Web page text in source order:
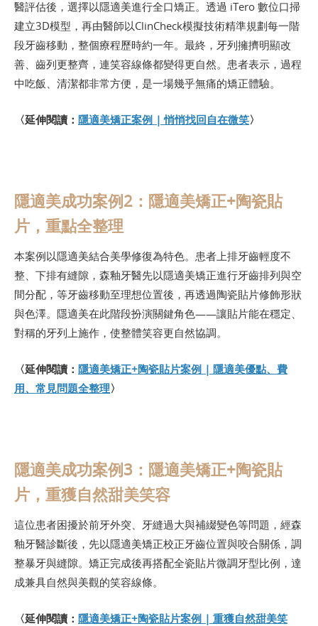
醫評估後，選擇以隱適美進行全口矯正。透過 iTero 數位口掃
建立3D模型，再由醫師以ClinCheck模擬技術精準規劃每一階
段牙齒移動，整個療程歷時約一年。最終，牙列擁擠明顯改
善、齒列更整齊，連笑容線條都變得更自然。患者表示，過程
中吃飯、清潔都非常方便，是一場幾乎無痛的矯正體驗。
〈延伸閱讀： 隱適美矯正案例 | 悄悄找回自在微笑〉
隱適美成功案例2：隱適美矯正+陶瓷貼
片，重點全整理
本案例以隱適美結合美學修復為特色。患者上排牙齒輕度不
整、下排有縫隙，森釉牙醫先以隱適美矯正進行牙齒排列與空
間分配，等牙齒移動至理想位置後，再透過陶瓷貼片修飾形狀
與色澤。隱適美在此階段扮演關鍵角色——讓貼片能在穩定、
對稱的牙列上施作，使整體笑容更自然協調。
〈延伸閱讀： 隱適美矯正+陶瓷貼片案例 | 隱適美優點、費
用、常見問題全整理〉
隱適美成功案例3：隱適美矯正+陶瓷貼
片，重獲自然甜美笑容
這位患者困擾於前牙外突、牙縫過大與補綴變色等問題，經森
釉牙醫診斷後，先以隱適美矯正校正牙齒位置與咬合關係，調
整暴牙與縫隙。矯正完成後再搭配全瓷貼片微調牙型比例，達
成兼具自然與美觀的笑容線條。
〈延伸閱讀： 隱適美矯正+陶瓷貼片案例 | 重獲自然甜美笑